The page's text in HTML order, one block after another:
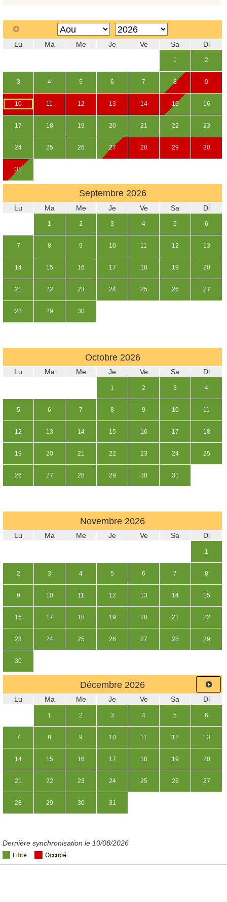
Lu Ma Me Je Ve Sa Di
1 2
3 4 5 6 7 8 9
10 11 12 13 14 15 16
17 18 19 20 21 22 23
24 25 26 27 28 29 30
31
Septembre 2026
Lu Ma Me Je Ve Sa Di
1 2 3 4 5 6
7 8 9 10 11 12 13
14 15 16 17 18 19 20
21 22 23 24 25 26 27
28 29 30
Octobre 2026
Lu Ma Me Je Ve Sa Di
1 2 3 4
5 6 7 8 9 10 11
12 13 14 15 16 17 18
19 20 21 22 23 24 25
26 27 28 29 30 31
Novembre 2026
Lu Ma Me Je Ve Sa Di
1
2 3 4 5 6 7 8
9 10 11 12 13 14 15
16 17 18 19 20 21 22
23 24 25 26 27 28 29
30
Décembre 2026
Lu Ma Me Je Ve Sa Di
1 2 3 4 5 6
7 8 9 10 11 12 13
14 15 16 17 18 19 20
21 22 23 24 25 26 27
28 29 30 31
Dernière synchronisation le 10/08/2026